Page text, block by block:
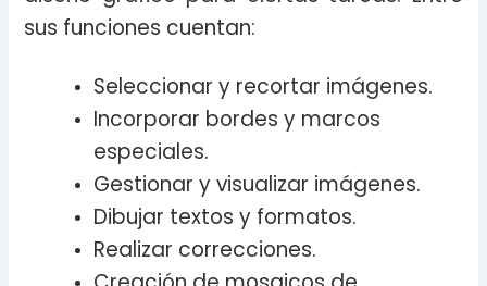
sus funciones cuentan:
Seleccionar y recortar imágenes.
Incorporar bordes y marcos
especiales.
Gestionar y visualizar imágenes.
Dibujar textos y formatos.
Realizar correcciones.